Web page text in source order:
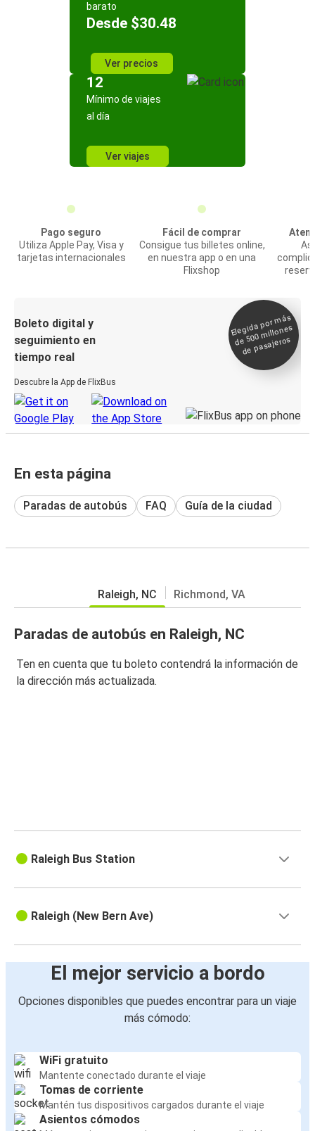
barato
Desde $30.48
Ver precios
12
Mínimo de viajes
al día
Ver viajes
Pago seguro
Utiliza Apple Pay, Visa y
tarjetas internacionales
Fácil de comprar
Consigue tus billetes online,
en nuestra app o en una
Flixshop
Boleto digital y
seguimiento en
tiempo real
Descubre la App de FlixBus
Elegida por
más
de 500
millones
de pasajeros
En esta página
Paradas de autobús FAQ Guía de la ciudad
Raleigh, NC Richmond, VA
Paradas de autobús en Raleigh, NC
Ten en cuenta que tu boleto contendrá la información de
la dirección más actualizada.
Raleigh Bus Station
Raleigh (New Bern Ave)
El mejor servicio a bordo
Opciones disponibles que puedes encontrar para un viaje
más cómodo:
WiFi gratuito
Mantente conectado durante el viaje
Tomas de corriente
Mantén tus dispositivos cargados durante el viaje
Asientos cómodos